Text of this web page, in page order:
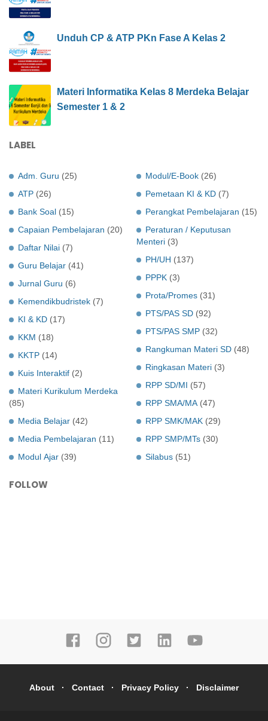
Unduh CP & ATP PKn Fase A Kelas 2
Materi Informatika Kelas 8 Merdeka Belajar
Semester 1 & 2
LABEL
Adm. Guru (25)
ATP (26)
Bank Soal (15)
Capaian Pembelajaran (20)
Daftar Nilai (7)
Guru Belajar (41)
Jurnal Guru (6)
Kemendikbudristek (7)
KI & KD (17)
KKM (18)
KKTP (14)
Kuis Interaktif (2)
Materi Kurikulum Merdeka
(85)
Media Belajar (42)
Media Pembelajaran (11)
Modul Ajar (39)
Modul/E-Book (26)
Pemetaan KI & KD (7)
Perangkat Pembelajaran (15)
Peraturan / Keputusan
Menteri (3)
PH/UH (137)
PPPK (3)
Prota/Promes (31)
PTS/PAS SD (92)
PTS/PAS SMP (32)
Rangkuman Materi SD (48)
Ringkasan Materi (3)
RPP SD/MI (57)
RPP SMA/MA (47)
RPP SMK/MAK (29)
RPP SMP/MTs (30)
Silabus (51)
FOLLOW
About Contact Privacy Policy Disclaimer